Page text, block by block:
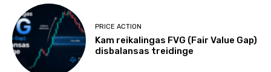
PRICE ACTION
Kam reikalingas FVG (Fair Value Gap)
disbalansas treidinge